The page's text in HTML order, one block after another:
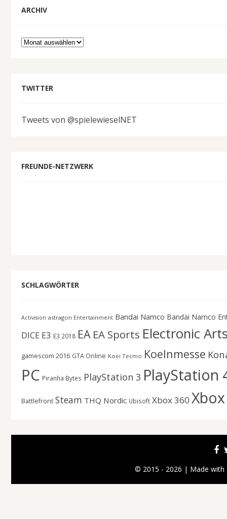
ARCHIV
Archiv
TWITTER
Tweets von @spielewieselNET
FREUNDE-NETZWERK
SCHLAGWÖRTER
Activision astragon Entertainment Bandai Namco Bandai Namco
DICE E3 E3 2018 EA EA Sports Electronic
gamescom 2016 GTA Online Koei Tecmo Koelnmesse
PC Piranha Bytes PlayStation 3 PlayStation
Battlefront Steam THQ Nordic Ubisoft Xbox 360
© 2015 - 2026 | Made